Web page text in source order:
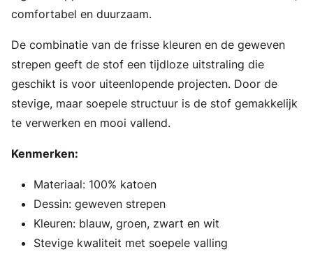
comfortabel en duurzaam.
De combinatie van de frisse kleuren en de geweven
strepen geeft de stof een tijdloze uitstraling die
geschikt is voor uiteenlopende projecten. Door de
stevige, maar soepele structuur is de stof gemakkelijk
te verwerken en mooi vallend.
Kenmerken:
Materiaal: 100% katoen
Dessin: geweven strepen
Kleuren: blauw, groen, zwart en wit
Stevige kwaliteit met soepele valling